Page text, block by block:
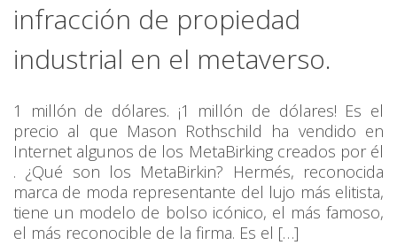
infracción de propiedad
industrial en el metaverso.
1 millón de dólares. ¡1 millón de dólares! Es el
precio al que Mason Rothschild ha vendido en
Internet algunos de los MetaBirking creados por él
. ¿Qué son los MetaBirkin? Hermés, reconocida
marca de moda representante del lujo más elitista,
tiene un modelo de bolso icónico, el más famoso,
el más reconocible de la firma. Es el […]